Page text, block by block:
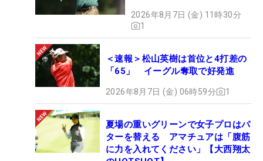
2026年8月7日 (金) 11時30分
1
＜速報＞松山英樹は首位と4打差の
「65」 イーグル奪取で好発進
2026年8月7日 (金) 06時59分 1
夏場の重いグリーンで女子プロはパ
ターを替える アマチュアは「腹筋
に力を入れてください」【大西翔太